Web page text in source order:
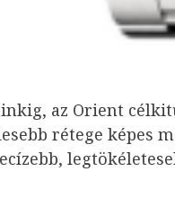
az Orient
rétege képes